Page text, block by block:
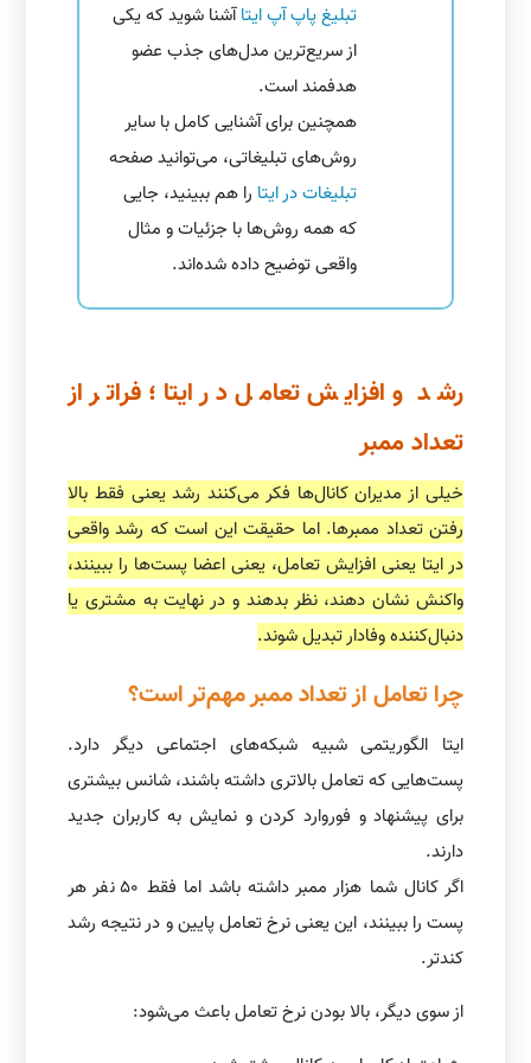
تبلیغ پاپ آپ ایتاآشنا شوید که یکی
از سریع‌ترین مدل‌های جذب عضو
هدفمند است.
همچنین برای آشنایی کامل با سایر
روش‌های تبلیغاتی، می‌توانید صفحه
تبلیغات در ایتا را هم ببینید، جایی
که همه روش‌ها با جزئیات و مثال
واقعی توضیح داده شده‌اند.
رشد و افزایش تعامل در ایتا؛ فراتر از
تعداد ممبر
خیلی از مدیران کانال‌ها فکر می‌کنند رشد یعنی فقط بالا
رفتن تعداد ممبرها. اما حقیقت این است که رشد واقعی
در ایتا یعنی افزایش تعامل، یعنی اعضا پست‌ها را ببینند،
واکنش نشان دهند، نظر بدهند و در نهایت به مشتری یا
دنبال‌کننده وفادار تبدیل شوند.
چرا تعامل از تعداد ممبر مهم‌تر است؟
ایتا الگوریتمی شبیه شبکه‌های اجتماعی دیگر دارد.
پست‌هایی که تعامل بالاتری داشته باشند، شانس بیشتری
برای پیشنهاد و فوروارد کردن و نمایش به کاربران جدید
دارند.
اگر کانال شما هزار ممبر داشته باشد اما فقط ۵۰ نفر هر
پست را ببینند، این یعنی نرخ تعامل پایین و در نتیجه رشد
کندتر.
از سوی دیگر، بالا بودن نرخ تعامل باعث می‌شود: